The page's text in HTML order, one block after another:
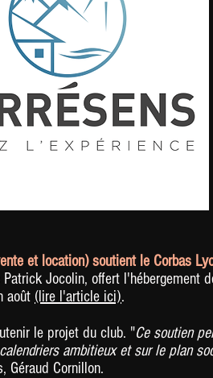
et location) soutient le Corbas
Jocolin, offert l'hébergement
août (lire l'article ici).
le projet du club. "Ce soutien
ambitieux et sur le plan
Géraud Cornillon.